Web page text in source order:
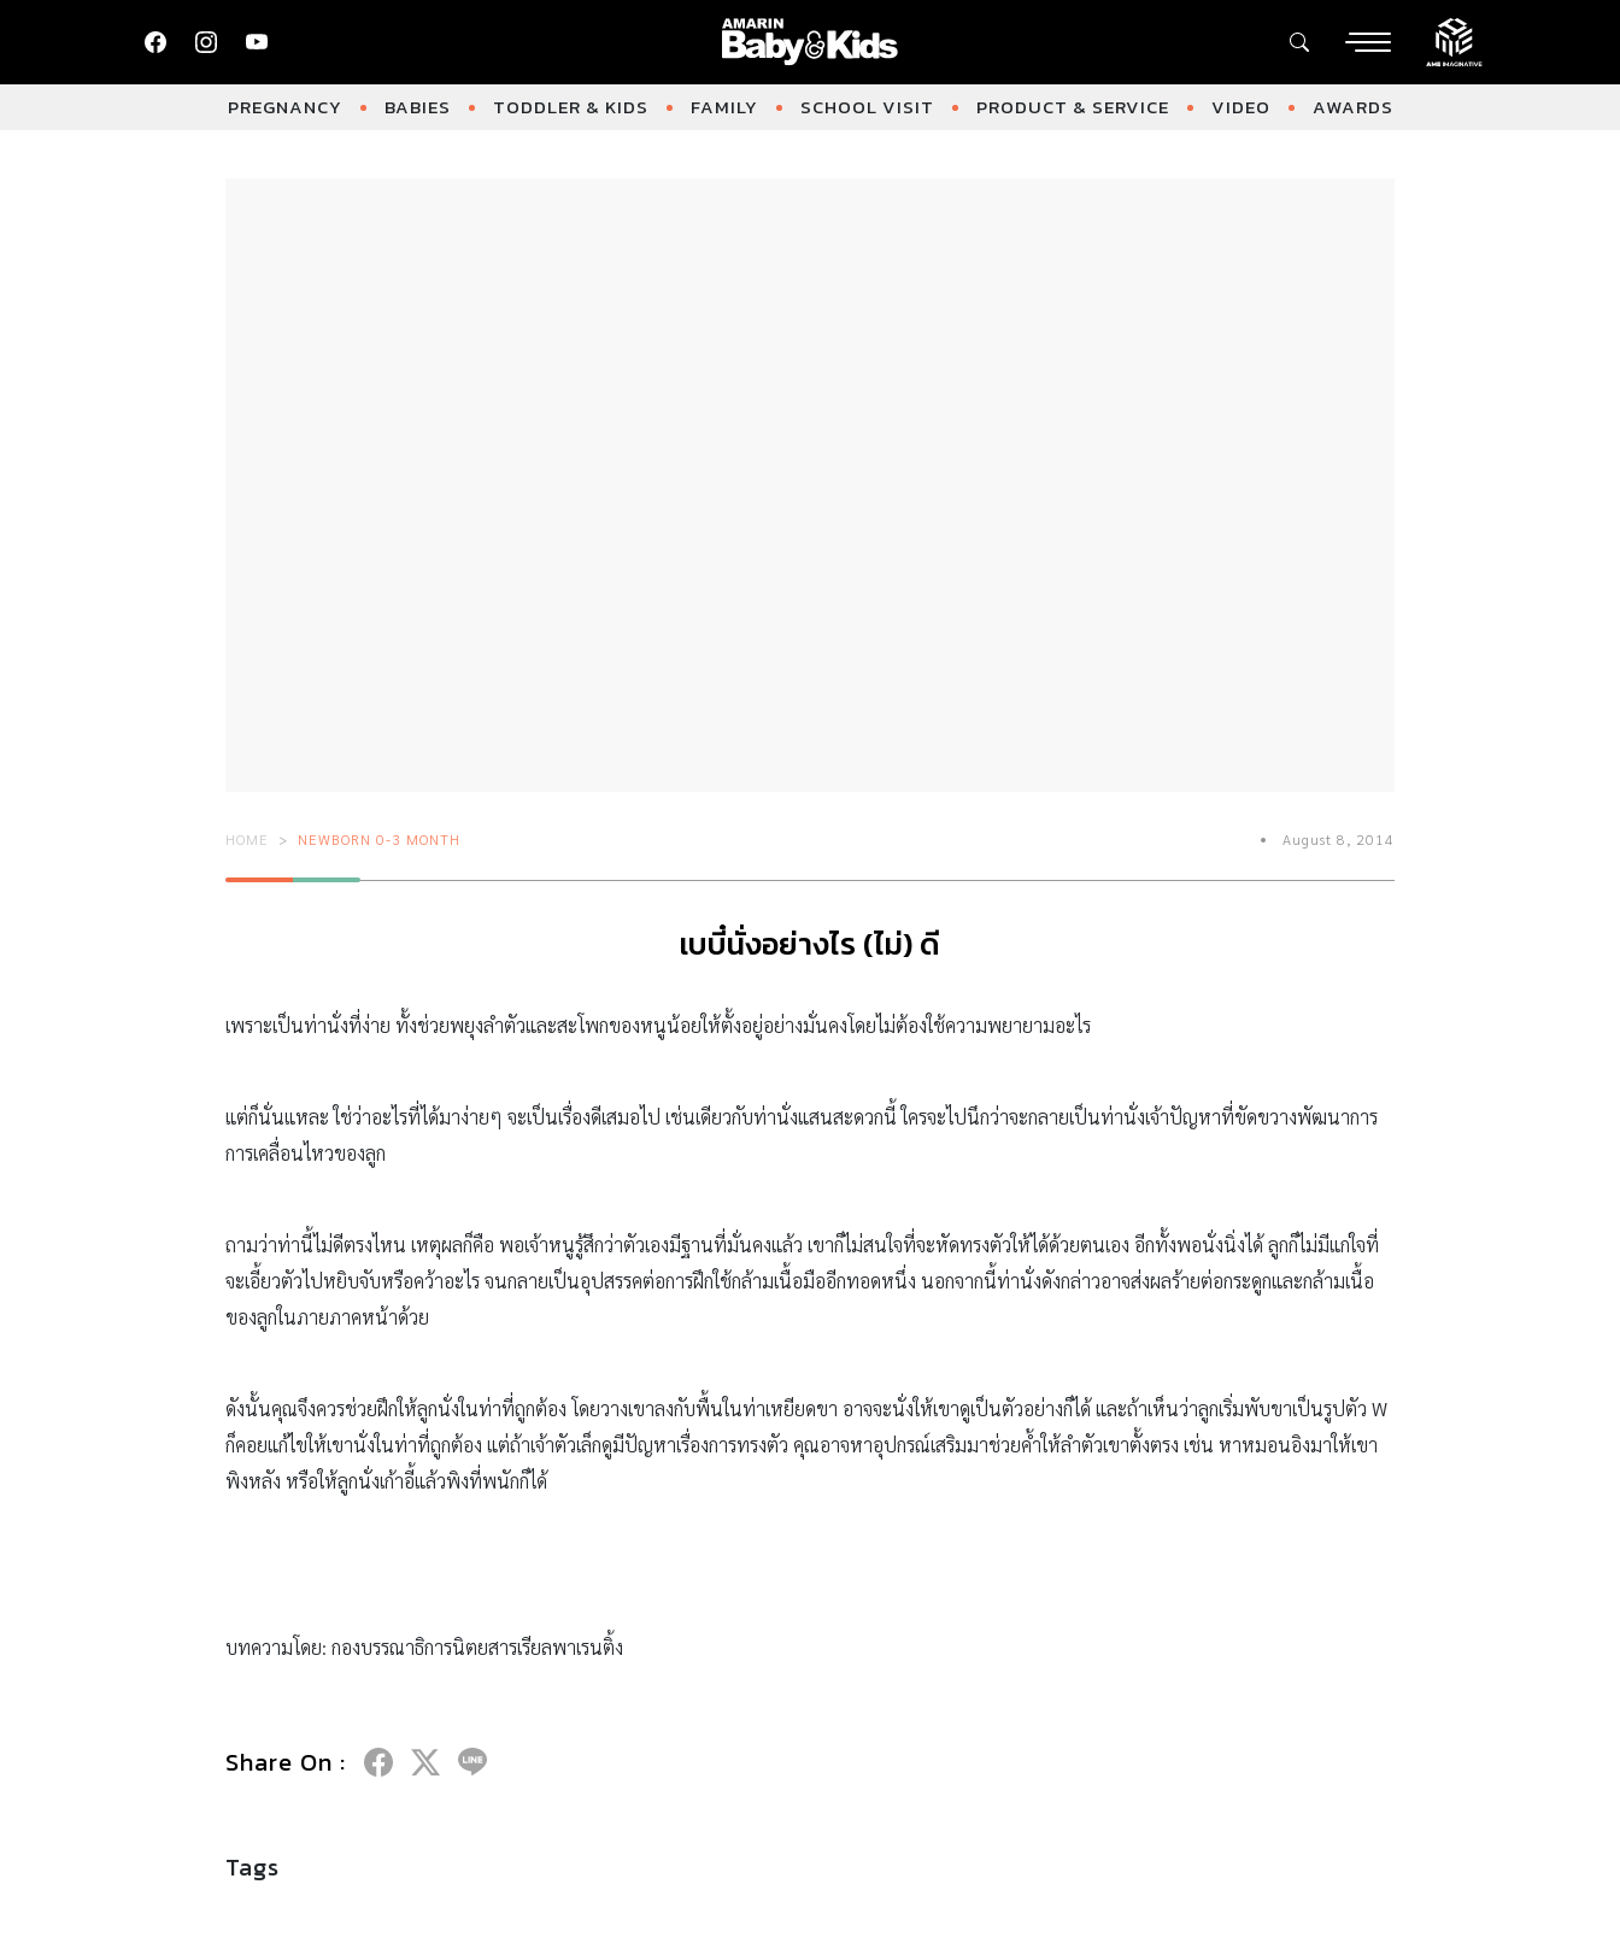
PREGNANCY BABIES TODDLER & KIDS FAMILY SCHOOL VISIT PRODUCT & SERVICE VIDEO AWARDS
HOME NEWBORN 0-3 MONTH August 8, 2014
เบบี๋นั่งอย่างไร (ไม่) ดี
เพราะเป็นท่านั่งที่ง่าย ทั้งช่วยพยุงลำตัวและสะโพกของหนูน้อยให้ตั้งอยู่อย่างมั่นคงโดยไม่ต้องใช้ความพยายามอะไร
แต่ก็นั่นแหละ ใช่ว่าอะไรที่ได้มาง่ายๆ จะเป็นเรื่องดีเสมอไป เช่นเดียวกับท่านั่งแสนสะดวกนี้ ใครจะไปนึกว่าจะกลายเป็นท่านั่งเจ้าปัญหาที่ขัดขวางพัฒนาการ
การเคลื่อนไหวของลูก
ถามว่าท่านี้ไม่ดีตรงไหน เหตุผลก็คือ พอเจ้าหนูรู้สึกว่าตัวเองมีฐานที่มั่นคงแล้ว เขาก็ไม่สนใจที่จะหัดทรงตัวให้ได้ด้วยตนเอง อีกทั้งพอนั่งนิ่งได้ ลูกก็ไม่มีแก่ใจที่
จะเอี้ยวตัวไปหยิบจับหรือคว้าอะไร จนกลายเป็นอุปสรรคต่อการฝึกใช้กล้ามเนื้อมืออีกทอดหนึ่ง นอกจากนี้ท่านั่งดังกล่าวอาจส่งผลร้ายต่อกระดูกและกล้ามเนื้อ
ของลูกในภายภาคหน้าด้วย
ดังนั้นคุณจึงควรช่วยฝึกให้ลูกนั่งในท่าที่ถูกต้อง โดยวางเขาลงกับพื้นในท่าเหยียดขา อาจจะนั่งให้เขาดูเป็นตัวอย่างก็ได้ และถ้าเห็นว่าลูกเริ่มพับขาเป็นรูปตัว W
ก็คอยแก้ไขให้เขานั่งในท่าที่ถูกต้อง แต่ถ้าเจ้าตัวเล็กดูมีปัญหาเรื่องการทรงตัว คุณอาจหาอุปกรณ์เสริมมาช่วยค้ำให้ลำตัวเขาตั้งตรง เช่น หาหมอนอิงมาให้เขา
พิงหลัง หรือให้ลูกนั่งเก้าอี้แล้วพิงที่พนักก็ได้
บทความโดย: กองบรรณาธิการนิตยสารเรียลพาเรนติ้ง
Share On :
Tags